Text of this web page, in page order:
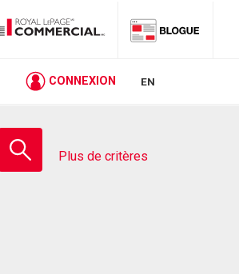
CONNEXION EN
Plus de critères